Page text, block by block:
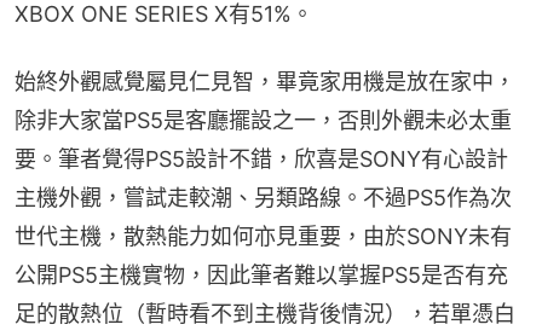
XBOX ONE SERIES X有51%。
始終外觀感覺屬見仁見智，畢竟家用機是放在家中，
除非大家當PS5是客廳擺設之一，否則外觀未必太重
要。筆者覺得PS5設計不錯，欣喜是SONY有心設計
主機外觀，嘗試走較潮、另類路線。不過PS5作為次
世代主機，散熱能力如何亦見重要，由於SONY未有
公開PS5主機實物，因此筆者難以掌握PS5是否有充
足的散熱位（暫時看不到主機背後情況），若單憑白